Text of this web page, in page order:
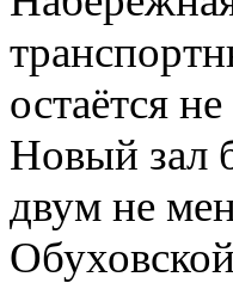
остаётся
Новый зал
двум не